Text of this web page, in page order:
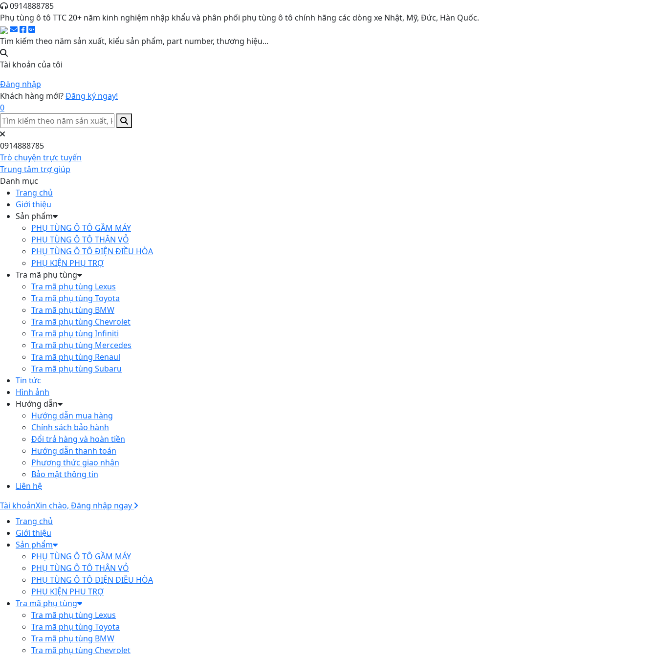
0914888785
Phụ tùng ô tô TTC 20+ năm kinh nghiệm nhập khẩu và phân phối phụ tùng ô tô chính hãng các dòng xe Nhật, Mỹ, Đức, Hàn Quốc.
Tìm kiếm theo năm sản xuất, kiểu sản phẩm, part number, thương hiệu...
Tài khoản của tôi
Đăng nhập
Khách hàng mới?Đăng ký ngay!
0
0914888785
Trò chuyện trực tuyến
Trung tâm trợ giúp
Danh mục
Trang chủ
Giới thiệu
Sản phẩm
PHỤ TÙNG Ô TÔ GẦM MÁY
PHỤ TÙNG Ô TÔ THÂN VỎ
PHỤ TÙNG Ô TÔ ĐIỆN ĐIỀU HÒA
PHỤ KIỆN PHỤ TRỢ
Tra mã phụ tùng
Tra mã phụ tùng Lexus
Tra mã phụ tùng Toyota
Tra mã phụ tùng BMW
Tra mã phụ tùng Chevrolet
Tra mã phụ tùng Infiniti
Tra mã phụ tùng Mercedes
Tra mã phụ tùng Renaul
Tra mã phụ tùng Subaru
Tin tức
Hình ảnh
Hướng dẫn
Hướng dẫn mua hàng
Chính sách bảo hành
Đổi trả hàng và hoàn tiền
Hướng dẫn thanh toán
Phương thức giao nhận
Bảo mật thông tin
Liên hệ
Tài khoảnXin chào, Đăng nhập ngay
Trang chủ
Giới thiệu
Sản phẩm
PHỤ TÙNG Ô TÔ GẦM MÁY
PHỤ TÙNG Ô TÔ THÂN VỎ
PHỤ TÙNG Ô TÔ ĐIỆN ĐIỀU HÒA
PHỤ KIỆN PHỤ TRỢ
Tra mã phụ tùng
Tra mã phụ tùng Lexus
Tra mã phụ tùng Toyota
Tra mã phụ tùng BMW
Tra mã phụ tùng Chevrolet